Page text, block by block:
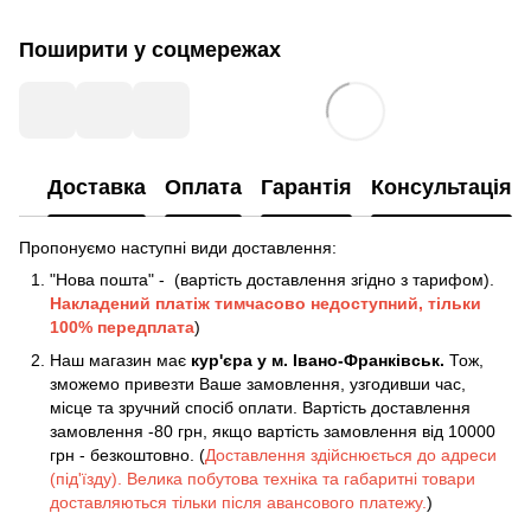
Поширити у соцмережах
Доставка Оплата Гарантія Консультація
Пропонуємо наступні види доставлення:
"Нова пошта" - (вартість доставлення згідно з тарифом).
Накладений платіж тимчасово недоступний, тільки
100% передплата)
Наш магазин має кур'єра у м. Івано-Франківськ. Тож,
зможемо привезти Ваше замовлення, узгодивши час,
місце та зручний спосіб оплати. Вартість доставлення
замовлення -80 грн, якщо вартість замовлення від 10000
грн - безкоштовно. (Доставлення здійснюється до адреси
(під'їзду). Велика побутова техніка та габаритні товари
доставляються тільки після авансового платежу.)